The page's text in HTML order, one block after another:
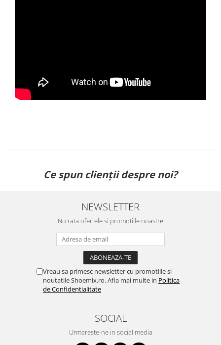
Ce spun clienții despre noi?
NEWSLETTER
Nu rata ofertele si promotiile noastre
Vreau sa primesc newsletter cu promotiile si
noutatile Shoemix.ro. Afla mai multe in Politica
de Confidentialitate
SOCIAL
Urmareste-ne in social media